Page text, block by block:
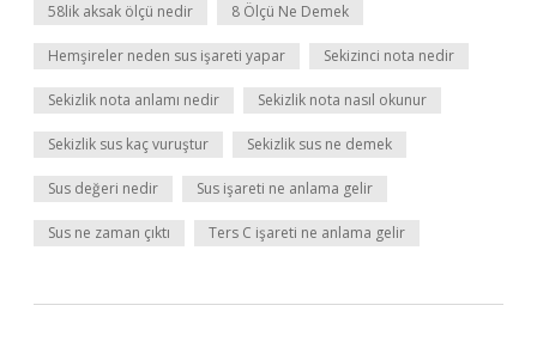
58lik aksak ölçü nedir 8 Ölçü Ne Demek
Hemşireler neden sus işareti yapar Sekizinci nota nedir
Sekizlik nota anlamı nedir Sekizlik nota nasıl okunur
Sekizlik sus kaç vuruştur Sekizlik sus ne demek
Sus değeri nedir Sus işareti ne anlama gelir
Sus ne zaman çıktı Ters C işareti ne anlama gelir